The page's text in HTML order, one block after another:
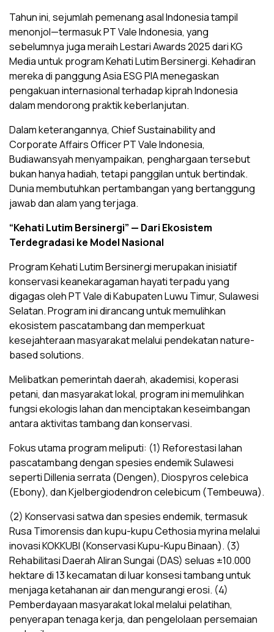
Tahun ini, sejumlah pemenang asal Indonesia tampil
menonjol—termasuk PT Vale Indonesia, yang
sebelumnya juga meraih Lestari Awards 2025 dari KG
Media untuk program Kehati Lutim Bersinergi. Kehadiran
mereka di panggung Asia ESG PIA menegaskan
pengakuan internasional terhadap kiprah Indonesia
dalam mendorong praktik keberlanjutan.
Dalam keterangannya, Chief Sustainability and
Corporate Affairs Officer PT Vale Indonesia,
Budiawansyah menyampaikan, penghargaan tersebut
bukan hanya hadiah, tetapi panggilan untuk bertindak.
Dunia membutuhkan pertambangan yang bertanggung
jawab dan alam yang terjaga.
“Kehati Lutim Bersinergi” — Dari Ekosistem
Terdegradasi ke Model Nasional
Program Kehati Lutim Bersinergi merupakan inisiatif
konservasi keanekaragaman hayati terpadu yang
digagas oleh PT Vale di Kabupaten Luwu Timur, Sulawesi
Selatan. Program ini dirancang untuk memulihkan
ekosistem pascatambang dan memperkuat
kesejahteraan masyarakat melalui pendekatan nature-
based solutions.
Melibatkan pemerintah daerah, akademisi, koperasi
petani, dan masyarakat lokal, program ini memulihkan
fungsi ekologis lahan dan menciptakan keseimbangan
antara aktivitas tambang dan konservasi.
Fokus utama program meliputi: (1) Reforestasi lahan
pascatambang dengan spesies endemik Sulawesi
seperti Dillenia serrata (Dengen), Diospyros celebica
(Ebony), dan Kjelbergiodendron celebicum (Tembeuwa).
(2) Konservasi satwa dan spesies endemik, termasuk
Rusa Timorensis dan kupu-kupu Cethosia myrina melalui
inovasi KOKKUBI (Konservasi Kupu-Kupu Binaan). (3)
Rehabilitasi Daerah Aliran Sungai (DAS) seluas ±10.000
hektare di 13 kecamatan di luar konsesi tambang untuk
menjaga ketahanan air dan mengurangi erosi. (4)
Pemberdayaan masyarakat lokal melalui pelatihan,
penyerapan tenaga kerja, dan pengelolaan persemaian